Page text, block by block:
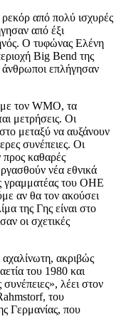
από πολύ ισχυρές
από έξι
O τυφώνας Ελένη
Big Bend της
επλήγησαν
τον WMO, τα
μετρήσεις. Οι
μεταξύ να αυξάνουν
συνέπειες. Οι
προς καθαρές
νέα εθνικά
γραμματέας του ΟΗΕ
αν θα τον ακούσει
της Γης είναι στο
οι σχετικές
ακριβώς
του 1980 και
λέει στον
του
Γερμανίας, που